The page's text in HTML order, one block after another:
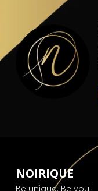
NOIRIQUE
Be unique. Be you!